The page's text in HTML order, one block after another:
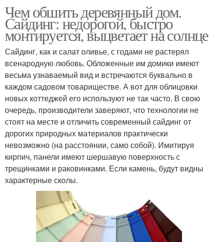
Чем обшить деревянный дом.
Сайдинг: недорогой, быстро
монтируется, выцветает на солнце
Сайдинг, как и салат оливье, с годами не растерял
всенародную любовь. Обложенные им домики имеют
весьма узнаваемый вид и встречаются буквально в
каждом садовом товариществе. А вот для облицовки
новых коттеджей его используют не так часто. В свою
очередь, производители заверяют, что технологии не
стоят на месте и отличить современный сайдинг от
дорогих природных материалов практически
невозможно (на расстоянии, само собой). Имитируя
кирпич, панели имеют шершавую поверхность с
трещинками и раковинками. Если камень, будут видны
характерные сколы.